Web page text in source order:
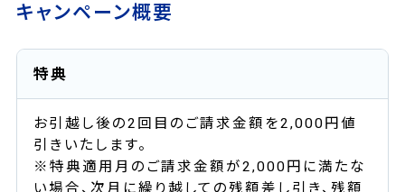
キャンペーン概要
特典
お引越し後の2回目のご請求金額を2,000円値
引きいたします。
※特典適用月のご請求金額が2,000円に満たな
い場合、次月に繰り越しての残額差し引き、残額